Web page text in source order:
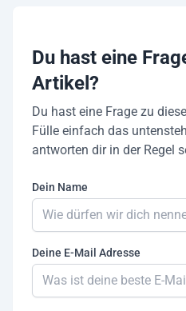
Du hast eine
Artikel?
Du hast eine Frage zu
Fülle einfach das
antworten dir in der Regel
Dein Name
Deine E-Mail Adresse